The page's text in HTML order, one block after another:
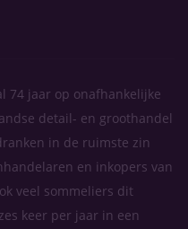
74 jaar op onafhankelijke
detail- en groothandel
in de ruimste zin
en inkopers van
veel sommeliers dit
keer per jaar in een